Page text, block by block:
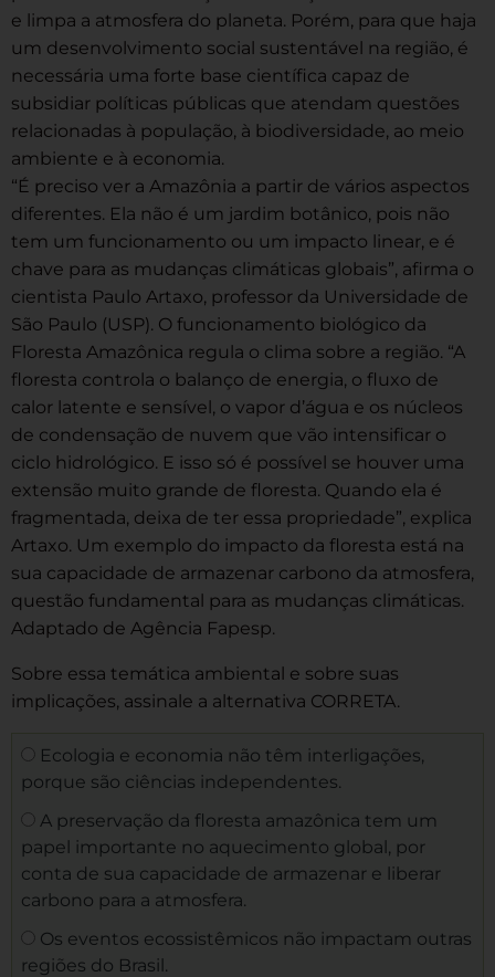
e limpa a atmosfera do planeta. Porém, para que haja
um desenvolvimento social sustentável na região, é
necessária uma forte base científica capaz de
subsidiar políticas públicas que atendam questões
relacionadas à população, à biodiversidade, ao meio
ambiente e à economia.
“É preciso ver a Amazônia a partir de vários aspectos
diferentes. Ela não é um jardim botânico, pois não
tem um funcionamento ou um impacto linear, e é
chave para as mudanças climáticas globais”, afirma o
cientista Paulo Artaxo, professor da Universidade de
São Paulo (USP). O funcionamento biológico da
Floresta Amazônica regula o clima sobre a região. “A
floresta controla o balanço de energia, o fluxo de
calor latente e sensível, o vapor d’água e os núcleos
de condensação de nuvem que vão intensificar o
ciclo hidrológico. E isso só é possível se houver uma
extensão muito grande de floresta. Quando ela é
fragmentada, deixa de ter essa propriedade”, explica
Artaxo. Um exemplo do impacto da floresta está na
sua capacidade de armazenar carbono da atmosfera,
questão fundamental para as mudanças climáticas.
Adaptado de Agência Fapesp.
Sobre essa temática ambiental e sobre suas
implicações, assinale a alternativa CORRETA.
Ecologia e economia não têm interligações,
porque são ciências independentes.
A preservação da floresta amazônica tem um
papel importante no aquecimento global, por
conta de sua capacidade de armazenar e liberar
carbono para a atmosfera.
Os eventos ecossistêmicos não impactam outras
regiões do Brasil.